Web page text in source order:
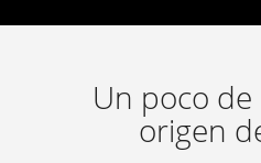
Un poco de
origen